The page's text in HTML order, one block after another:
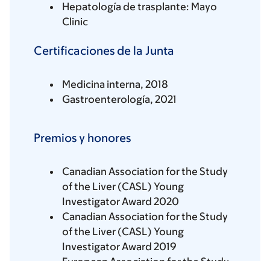
Hepatología de trasplante: Mayo
Clinic
Certificaciones de la Junta
Medicina interna, 2018
Gastroenterología, 2021
Premios y honores
Canadian Association for the Study
of the Liver (CASL) Young
Investigator Award 2020
Canadian Association for the Study
of the Liver (CASL) Young
Investigator Award 2019